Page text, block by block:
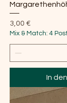
Preis
3,00 €
Mix & Match: 4
In